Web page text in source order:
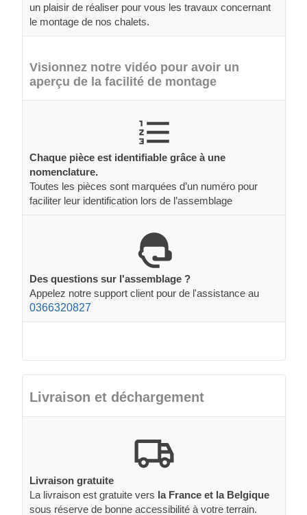
un plaisir de réaliser pour vous les travaux concernant
le montage de nos chalets.
Visionnez notre vidéo pour avoir un
aperçu de la facilité de montage
Chaque pièce est identifiable grâce à une
nomenclature.
Toutes les pièces sont marquées d’un numéro pour
faciliter leur identification lors de l’assemblage
Des questions sur l'assemblage ?
Appelez notre support client pour de l'assistance au
0366320827
Livraison et déchargement
Livraison gratuite
La livraison est gratuite vers la France et la Belgique
sous réserve de bonne accessibilité à votre terrain.